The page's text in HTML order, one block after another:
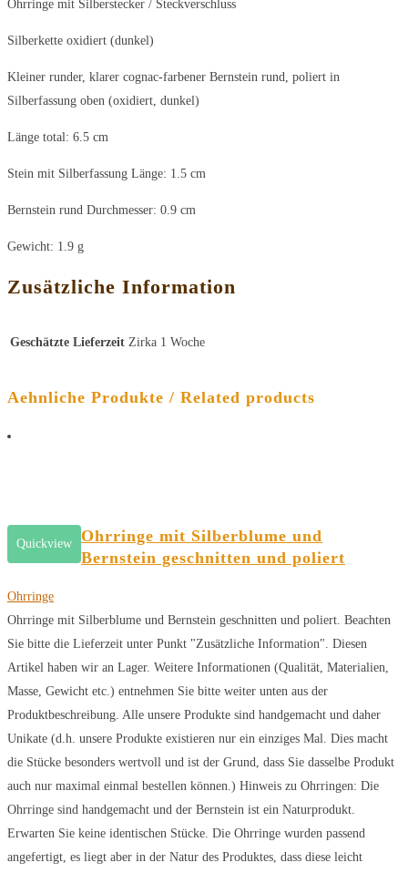
Ohrringe mit Silberstecker / Steckverschluss
Silberkette oxidiert (dunkel)
Kleiner runder, klarer cognac-farbener Bernstein rund, poliert in
Silberfassung oben (oxidiert, dunkel)
Länge total: 6.5 cm
Stein mit Silberfassung Länge: 1.5 cm
Bernstein rund Durchmesser: 0.9 cm
Gewicht: 1.9 g
Zusätzliche Information
Geschätzte Lieferzeit Zirka 1 Woche
Aehnliche Produkte / Related products
Quickview
Ohrringe mit Silberblume und
Bernstein geschnitten und poliert
Ohrringe
Ohrringe mit Silberblume und Bernstein geschnitten und poliert. Beachten
Sie bitte die Lieferzeit unter Punkt "Zusätzliche Information". Diesen
Artikel haben wir an Lager. Weitere Informationen (Qualität, Materialien,
Masse, Gewicht etc.) entnehmen Sie bitte weiter unten aus der
Produktbeschreibung. Alle unsere Produkte sind handgemacht und daher
Unikate (d.h. unsere Produkte existieren nur ein einziges Mal. Dies macht
die Stücke besonders wertvoll und ist der Grund, dass Sie dasselbe Produkt
auch nur maximal einmal bestellen können.) Hinweis zu Ohrringen: Die
Ohrringe sind handgemacht und der Bernstein ist ein Naturprodukt.
Erwarten Sie keine identischen Stücke. Die Ohrringe wurden passend
angefertigt, es liegt aber in der Natur des Produktes, dass diese leicht